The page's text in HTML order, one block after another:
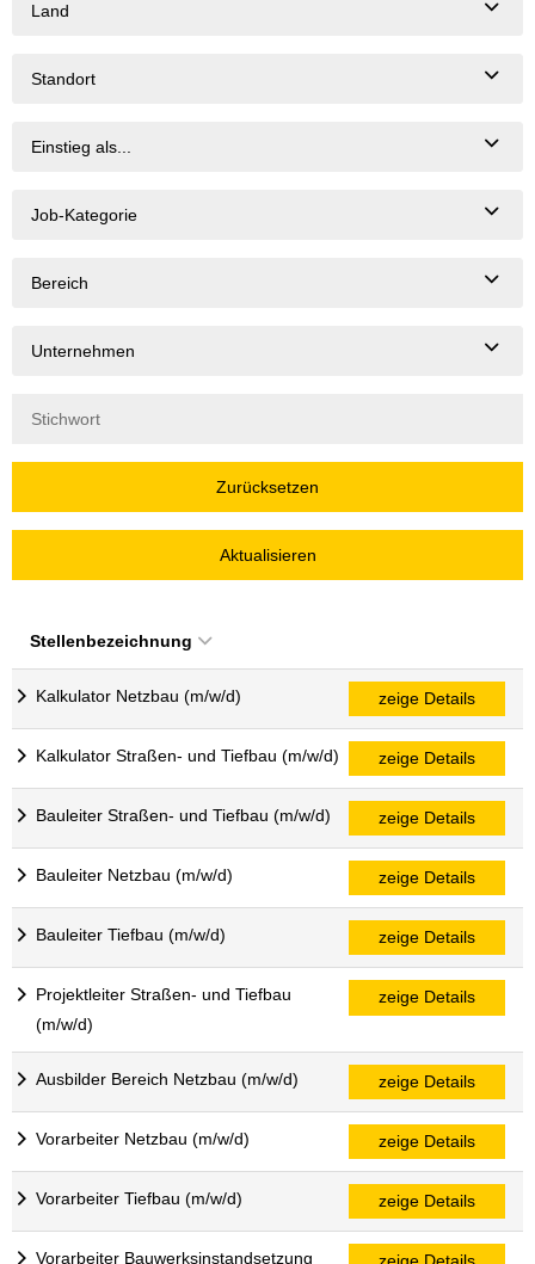
Land
Standort
Einstieg als...
Job-Kategorie
Bereich
Unternehmen
Zurücksetzen
Aktualisieren
Stellenbezeichnung
Kalkulator Netzbau (m/w/d) zeige Details
Kalkulator Straßen- und Tiefbau (m/w/d) zeige Details
Bauleiter Straßen- und Tiefbau (m/w/d) zeige Details
Bauleiter Netzbau (m/w/d) zeige Details
Bauleiter Tiefbau (m/w/d) zeige Details
Projektleiter Straßen- und Tiefbau
(m/w/d)
zeige Details
Ausbilder Bereich Netzbau (m/w/d) zeige Details
Vorarbeiter Netzbau (m/w/d) zeige Details
Vorarbeiter Tiefbau (m/w/d) zeige Details
Vorarbeiter Bauwerksinstandsetzung